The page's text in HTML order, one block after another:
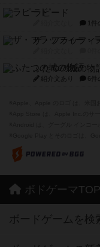
ラピード
1
ザ・フラッフィ
ふたつの城の物
紹介文あり 6件
ボドゲーマTOP
ボードゲームを検